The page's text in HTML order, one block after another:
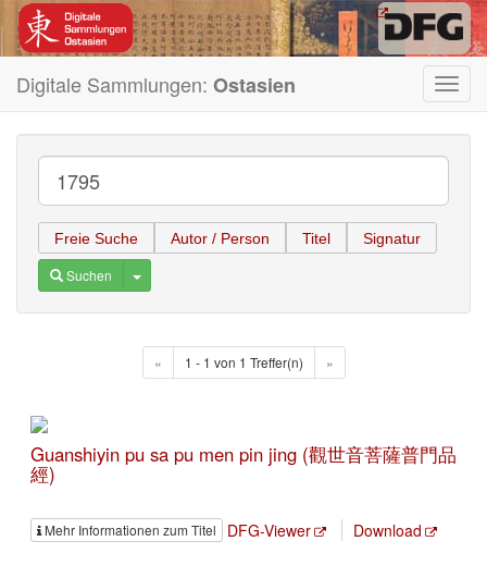
Digitale Sammlungen: Ostasien
Freie Suche Autor / Person Titel Signatur
Suchen Toggle Dropdown
« 1 - 1 von 1 Treffer(n) »
Guanshiyin pu sa pu men pin jing (觀世音菩薩普門品
經)
Mehr Informationen zum Titel DFG-Viewer Download